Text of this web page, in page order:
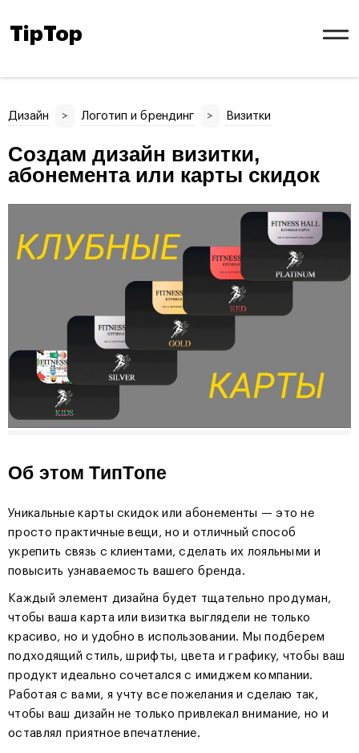
TipTop
Дизайн > Логотип и брендинг > Визитки
Создам дизайн визитки,
абонемента или карты скидок
Об этом ТипТопе
Уникальные карты скидок или абонементы — это не
просто практичные вещи, но и отличный способ
укрепить связь с клиентами, сделать их лояльными и
повысить узнаваемость вашего бренда.
Каждый элемент дизайна будет тщательно продуман,
чтобы ваша карта или визитка выглядели не только
красиво, но и удобно в использовании. Мы подберем
подходящий стиль, шрифты, цвета и графику, чтобы ваш
продукт идеально сочетался с имиджем компании.
Работая с вами, я учту все пожелания и сделаю так,
чтобы ваш дизайн не только привлекал внимание, но и
оставлял приятное впечатление.